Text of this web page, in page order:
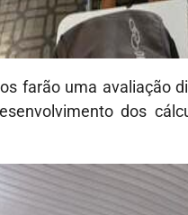
farão uma avaliação
dos